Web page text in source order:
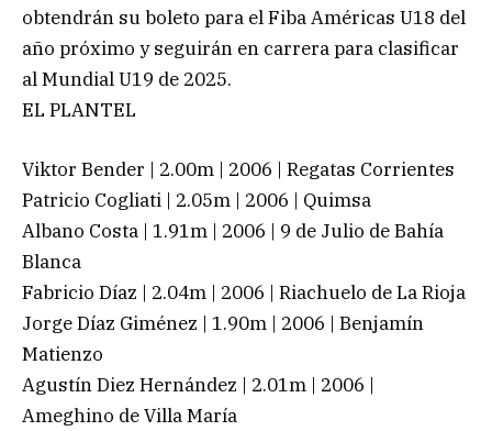
obtendrán su boleto para el Fiba Américas U18 del
año próximo y seguirán en carrera para clasificar
al Mundial U19 de 2025.
EL PLANTEL
Viktor Bender | 2.00m | 2006 | Regatas Corrientes
Patricio Cogliati | 2.05m | 2006 | Quimsa
Albano Costa | 1.91m | 2006 | 9 de Julio de Bahía
Blanca
Fabricio Díaz | 2.04m | 2006 | Riachuelo de La Rioja
Jorge Díaz Giménez | 1.90m | 2006 | Benjamín
Matienzo
Agustín Diez Hernández | 2.01m | 2006 |
Ameghino de Villa María